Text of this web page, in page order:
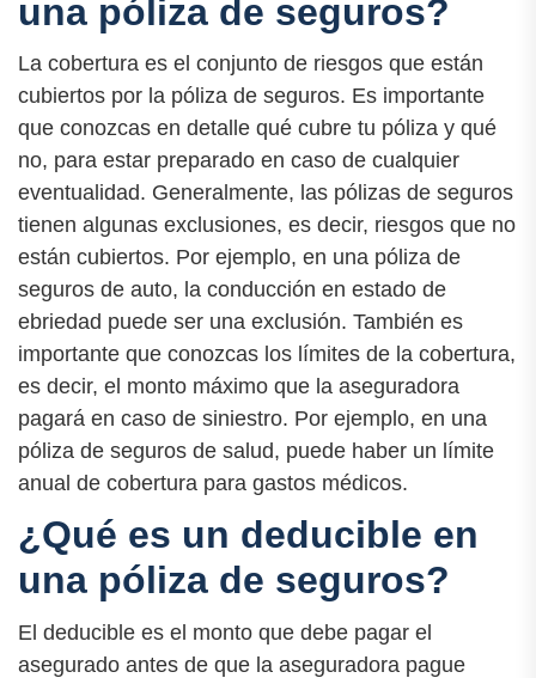
una póliza de seguros?
La cobertura es el conjunto de riesgos que están
cubiertos por la póliza de seguros. Es importante
que conozcas en detalle qué cubre tu póliza y qué
no, para estar preparado en caso de cualquier
eventualidad. Generalmente, las pólizas de seguros
tienen algunas exclusiones, es decir, riesgos que no
están cubiertos. Por ejemplo, en una póliza de
seguros de auto, la conducción en estado de
ebriedad puede ser una exclusión. También es
importante que conozcas los límites de la cobertura,
es decir, el monto máximo que la aseguradora
pagará en caso de siniestro. Por ejemplo, en una
póliza de seguros de salud, puede haber un límite
anual de cobertura para gastos médicos.
¿Qué es un deducible en
una póliza de seguros?
El deducible es el monto que debe pagar el
asegurado antes de que la aseguradora pague